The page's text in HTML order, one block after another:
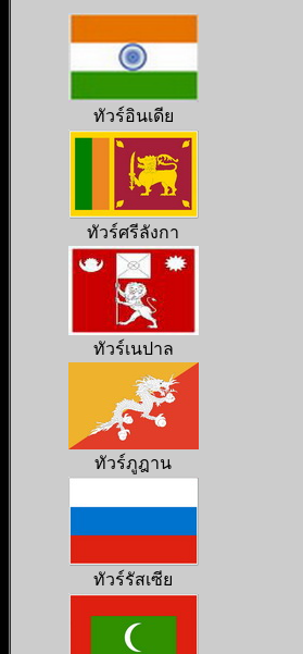
ทัวร์อินเดีย
ทัวร์ศรีลังกา
ทัวร์เนปาล
ทัวร์ภูฎาน
ทัวร์รัสเซีย